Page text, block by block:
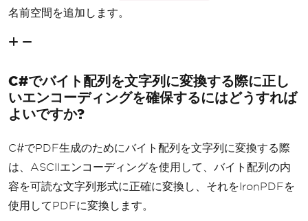
名前空間を追加します。
C#でバイト配列を文字列に変換する際に正し
いエンコーディングを確保するにはどうすれば
よいですか?
C#でPDF生成のためにバイト配列を文字列に変換する際
は、ASCIIエンコーディングを使用して、バイト配列の内
容を可読な文字列形式に正確に変換し、それをIronPDFを
使用してPDFに変換します。